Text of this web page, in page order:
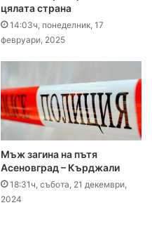
цялата страна
14:03ч, понеделник, 17
февруари, 2025
Мъж загина на пътя
Асеновград – Кърджали
18:31ч, събота, 21 декември,
2024